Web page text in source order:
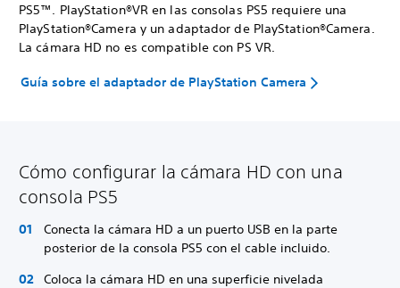
PS5™. PlayStation®VR en las consolas PS5 requiere una
PlayStation®Camera y un adaptador de PlayStation®Camera.
La cámara HD no es compatible con PS VR.
Guía sobre el adaptador de PlayStation Camera
Cómo configurar la cámara HD con una
consola PS5
Conecta la cámara HD a un puerto USB en la parte
posterior de la consola PS5 con el cable incluido.
Coloca la cámara HD en una superficie nivelada